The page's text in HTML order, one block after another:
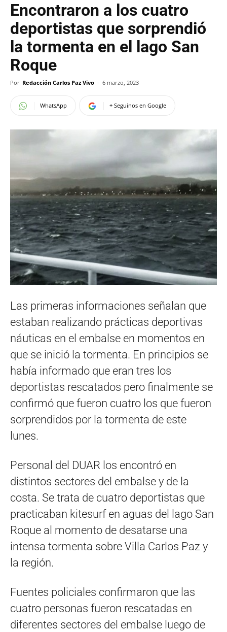
Encontraron a los cuatro
deportistas que sorprendió
la tormenta en el lago San
Roque
Por Redacción Carlos Paz Vivo - 6 marzo, 2023
WhatsApp + Seguinos en Google
Las primeras informaciones señalan que
estaban realizando prácticas deportivas
náuticas en el embalse en momentos en
que se inició la tormenta. En principios se
había informado que eran tres los
deportistas rescatados pero finalmente se
confirmó que fueron cuatro los que fueron
sorprendidos por la tormenta de este
lunes.
Personal del DUAR los encontró en
distintos sectores del embalse y de la
costa. Se trata de cuatro deportistas que
practicaban kitesurf en aguas del lago San
Roque al momento de desatarse una
intensa tormenta sobre Villa Carlos Paz y
la región.
Fuentes policiales confirmaron que las
cuatro personas fueron rescatadas en
diferentes sectores del embalse luego de